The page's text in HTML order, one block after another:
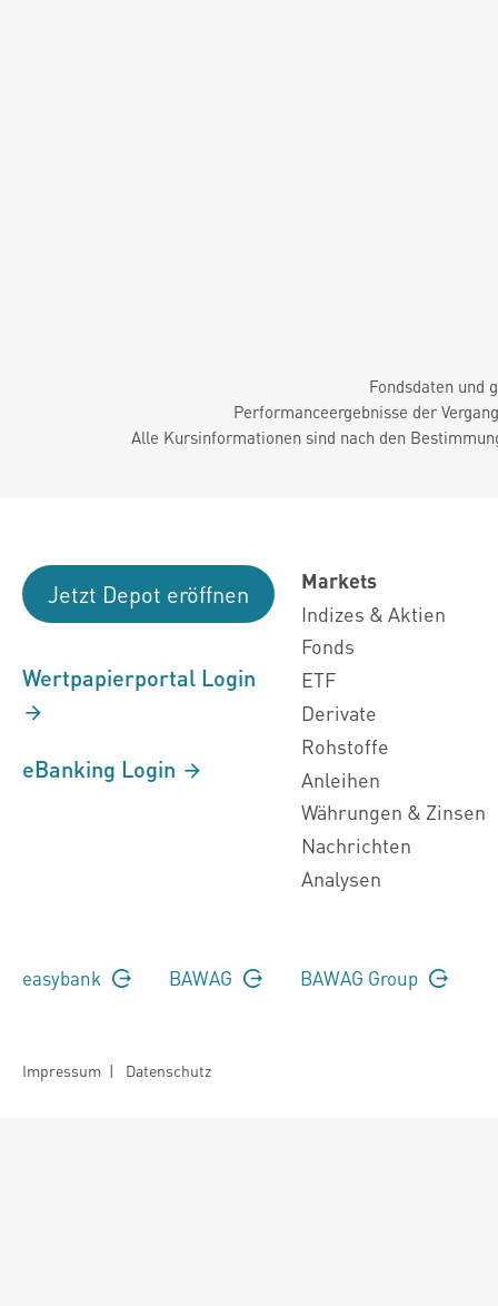
Fondsdaten und
Performanceergebnisse der
Alle Kursinformationen sind nach den
Jetzt Depot eröffnen
Wertpapierportal Login
eBanking Login
Markets
Indizes & Aktien
Fonds
ETF
Derivate
Rohstoffe
Anleihen
Währungen & Zinsen
Nachrichten
Analysen
easybank BAWAG BAWAG Group
Impressum | Datenschutz